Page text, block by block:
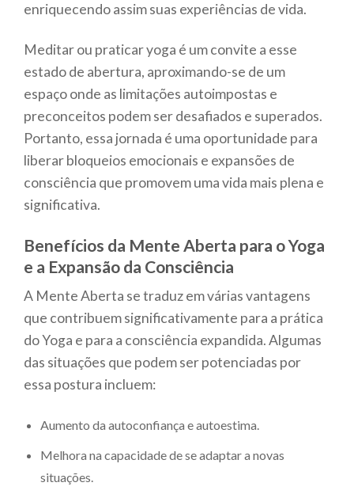
enriquecendo assim suas experiências de vida.
Meditar ou praticar yoga é um convite a esse
estado de abertura, aproximando-se de um
espaço onde as limitações autoimpostas e
preconceitos podem ser desafiados e superados.
Portanto, essa jornada é uma oportunidade para
liberar bloqueios emocionais e expansões de
consciência que promovem uma vida mais plena e
significativa.
Benefícios da Mente Aberta para o Yoga
e a Expansão da Consciência
A Mente Aberta se traduz em várias vantagens
que contribuem significativamente para a prática
do Yoga e para a consciência expandida. Algumas
das situações que podem ser potenciadas por
essa postura incluem:
Aumento da autoconfiança e autoestima.
Melhora na capacidade de se adaptar a novas
situações.